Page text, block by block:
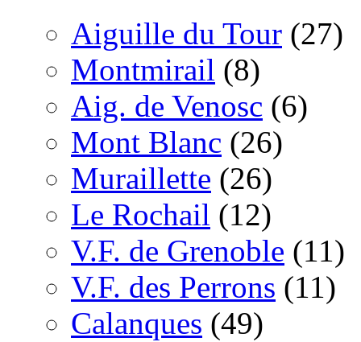
Aiguille du Tour (27)
Montmirail (8)
Aig. de Venosc (6)
Mont Blanc (26)
Muraillette (26)
Le Rochail (12)
V.F. de Grenoble (11)
V.F. des Perrons (11)
Calanques (49)